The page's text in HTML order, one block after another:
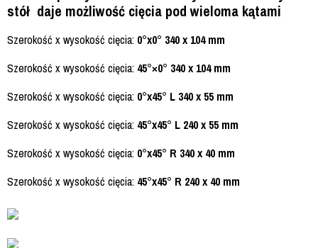
stół daje możliwość cięcia pod wieloma kątami
Szerokość x wysokość cięcia: 0°x0° 340 x 104 mm
Szerokość x wysokość cięcia: 45°×0° 340 x 104 mm
Szerokość x wysokość cięcia: 0°x45° L 340 x 55 mm
Szerokość x wysokość cięcia: 45°x45° L 240 x 55 mm
Szerokość x wysokość cięcia: 0°x45° R 340 x 40 mm
Szerokość x wysokość cięcia: 45°x45° R 240 x 40 mm